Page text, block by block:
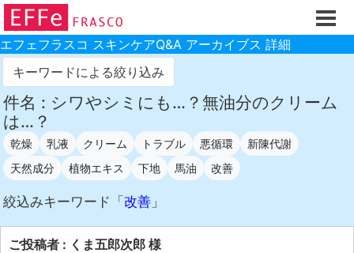
ホーム
ご注文フォーム
初回割引
製品のご案内
お買い物ガイド
スキンケアQ&Aアーカイブス
製品レビュー
スキンケア基礎講座
コスメ辞典 化粧品成分検索
エフェフラスコ スキンケアQ&A アーカイブス 詳細
キーワードによる絞り込み
件名 : シワやシミにも…？無油分のクリーム
は…？
乾燥 乳液 クリーム トラブル 悪循環
新陳代謝
天然成分
植物エキス 下地 馬油 改善
絞込みキーワード「 改善 」
ご投稿者 : くま五郎次郎 様